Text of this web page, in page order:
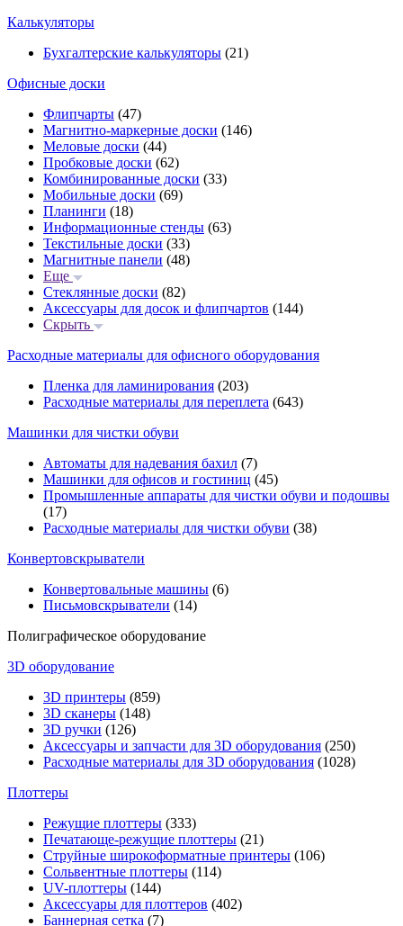
Калькуляторы
Бухгалтерские калькуляторы (21)
Офисные доски
Флипчарты (47)
Магнитно-маркерные доски (146)
Меловые доски (44)
Пробковые доски (62)
Комбинированные доски (33)
Мобильные доски (69)
Планинги (18)
Информационные стенды (63)
Текстильные доски (33)
Магнитные панели (48)
Еще
Стеклянные доски (82)
Аксессуары для досок и флипчартов (144)
Скрыть
Расходные материалы для офисного оборудования
Пленка для ламинирования (203)
Расходные материалы для переплета (643)
Машинки для чистки обуви
Автоматы для надевания бахил (7)
Машинки для офисов и гостиниц (45)
Промышленные аппараты для чистки обуви и подошвы
(17)
Расходные материалы для чистки обуви (38)
Конвертовскрыватели
Конвертовальные машины (6)
Письмовскрыватели (14)
Полиграфическое оборудование
3D оборудование
3D принтеры (859)
3D сканеры (148)
3D ручки (126)
Аксессуары и запчасти для 3D оборудования (250)
Расходные материалы для 3D оборудования (1028)
Плоттеры
Режущие плоттеры (333)
Печатающе-режущие плоттеры (21)
Струйные широкоформатные принтеры (106)
Сольвентные плоттеры (114)
UV-плоттеры (144)
Аксессуары для плоттеров (402)
Баннерная сетка (7)